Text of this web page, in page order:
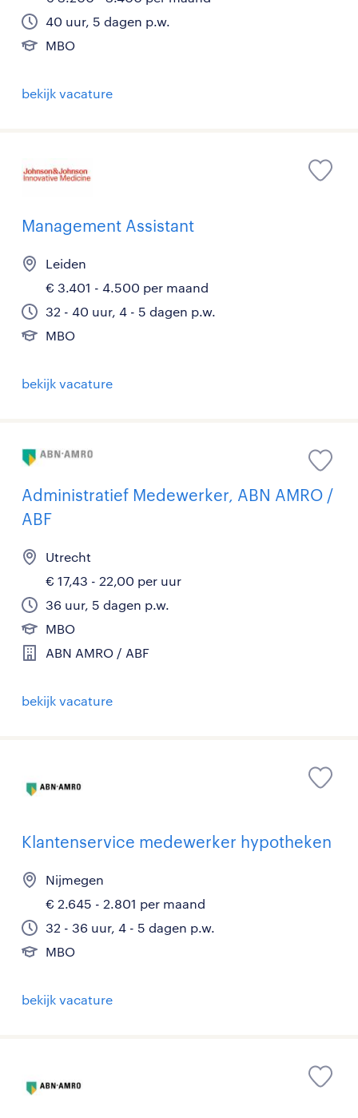
40 uur, 5 dagen p.w.
MBO
bekijk vacature
Management Assistant
Leiden
€ 3.401 - 4.500 per maand
32 - 40 uur, 4 - 5 dagen p.w.
MBO
bekijk vacature
Administratief Medewerker, ABN AMRO /
ABF
Utrecht
€ 17,43 - 22,00 per uur
36 uur, 5 dagen p.w.
MBO
ABN AMRO / ABF
bekijk vacature
Klantenservice medewerker hypotheken
Nijmegen
€ 2.645 - 2.801 per maand
32 - 36 uur, 4 - 5 dagen p.w.
MBO
bekijk vacature